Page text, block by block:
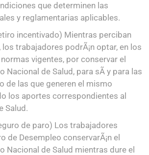
que determinen las
y reglamentarias aplicables.
incentivado) Mientras perciban
trabajadores podrÃ¡n optar, en los
vigentes, por conservar el
Nacional de Salud, para sÃ­ y para las
de las que generen el mismo
los aportes correspondientes al
Salud.
de paro) Los trabajadores
de Desempleo conservarÃ¡n el
Nacional de Salud mientras dure el